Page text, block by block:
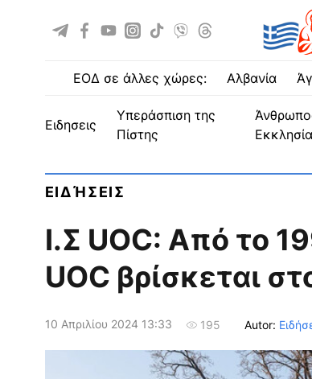
ΕΟΔ σε άλλες χώρες: Αλβανία
ειδησεις
Υπεράσπιση της
Πίστης
Εκκλησία
ΕΙΔΉΣΕΙΣ
Ι.Σ UOC: Από το
UOC βρίσκεται
10 Απριλίου 2024 13:33 195 Autor: